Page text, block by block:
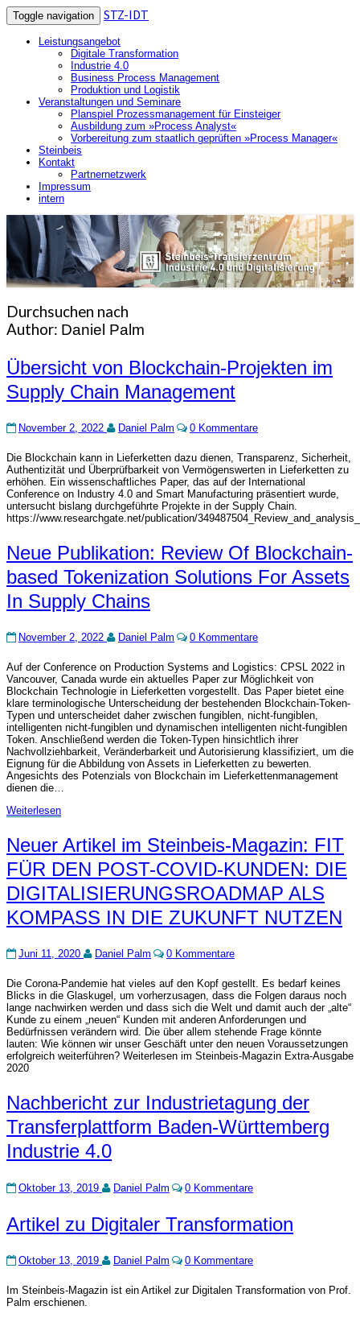
Toggle navigation STZ-IDT
Leistungsangebot
Digitale Transformation
Industrie 4.0
Business Process Management
Produktion und Logistik
Veranstaltungen und Seminare
Planspiel Prozessmanagement für Einsteiger
Ausbildung zum »Process Analyst«
Vorbereitung zum staatlich geprüften »Process Manager«
Steinbeis
Kontakt
Partnernetzwerk
Impressum
intern
STZ-IDT
Steinbeis-Transferzentrum für Industrie
4.0 und Digitalisierung
Durchsuchen nach
Author: Daniel Palm
Übersicht
von
Blockchain-
Projekten
Supply
Management
Übersicht von Blockchain-Projekten im
Supply Chain Management
November 2, 2022 Daniel Palm Kommentare
0 Kommentare
Die Blockchain kann in Lieferketten dazu dienen, Transparenz, Sicherheit,
Authentizität und Überprüfbarkeit von Vermögenswerten in Lieferketten zu
erhöhen. Ein wissenschaftliches Paper, das auf der International
Conference on Industry 4.0 and Smart Manufacturing präsentiert wurde,
untersucht bislang durchgeführte Projekte in der Supply Chain.
https://www.researchgate.net/publication/
Neue
Publikation:
Review
Of
Blockchain-
Tokenization
For
Assets
In
Supply
Chains
Neue Publikation: Review Of Blockchain-
based Tokenization Solutions For Assets
In Supply Chains
November 2, 2022 Daniel Palm Kommentare
0 Kommentare
Auf der Conference on Production Systems and Logistics: CPSL 2022 in
Vancouver, Canada wurde ein aktuelles Paper zur Möglichkeit von
Blockchain Technologie in Lieferketten vorgestellt. Das Paper bietet eine
klare terminologische Unterscheidung der bestehenden Blockchain-Token-
Typen und unterscheidet daher zwischen fungiblen, nicht-fungiblen,
intelligenten nicht-fungiblen und dynamischen intelligenten nicht-fungiblen
Token. Anschließend werden die Token-Typen hinsichtlich ihrer
Nachvollziehbarkeit, Veränderbarkeit und Autorisierung klassifiziert, um die
Eignung für die Abbildung von Assets in Lieferketten zu bewerten.
Angesichts des Potenzials von Blockchain im Lieferkettenmanagement
dienen die…
WeiterlesenWeiterlesen
Neuer
Artikel
im
Steinbeis-
Magazin:
FIT
FÜR
POST-
KUNDEN:
DIE
DIGITALISIERUNGSROADMAP
ALS
KOMPASS
IN
DIE
NUTZEN
Neuer Artikel im Steinbeis-Magazin: FIT
FÜR DEN POST-COVID-KUNDEN: DIE
DIGITALISIERUNGSROADMAP ALS
KOMPASS IN DIE ZUKUNFT NUTZEN
Juni 11, 2020 Daniel Palm Kommentare
0 Kommentare
Die Corona-Pandemie hat vieles auf den Kopf gestellt. Es bedarf keines
Blicks in die Glaskugel, um vorherzusagen, dass die Folgen daraus noch
lange nachwirken werden und dass sich die Welt und damit auch der „alte“
Kunde zu einem „neuen“ Kunden mit anderen Anforderungen und
Bedürfnissen verändern wird. Die über allem stehende Frage könnte
lauten: Wie können wir unser Geschäft unter den neuen Voraussetzungen
erfolgreich weiterführen? Weiterlesen im Steinbeis-Magazin Extra-Ausgabe
2020
Nachbericht
zur
Industrietagung
der
Transferplattform
Württemberg
Industrie
Nachbericht zur Industrietagung der
Transferplattform Baden-Württemberg
Industrie 4.0
Oktober 13, 2019 Daniel Palm Kommentare
0 Kommentare
Artikel
zu
Transformation
Artikel zu Digitaler Transformation
Oktober 13, 2019 Daniel Palm Kommentare
0 Kommentare
Im Steinbeis-Magazin ist ein Artikel zur Digitalen Transformation von Prof.
Palm erschienen.